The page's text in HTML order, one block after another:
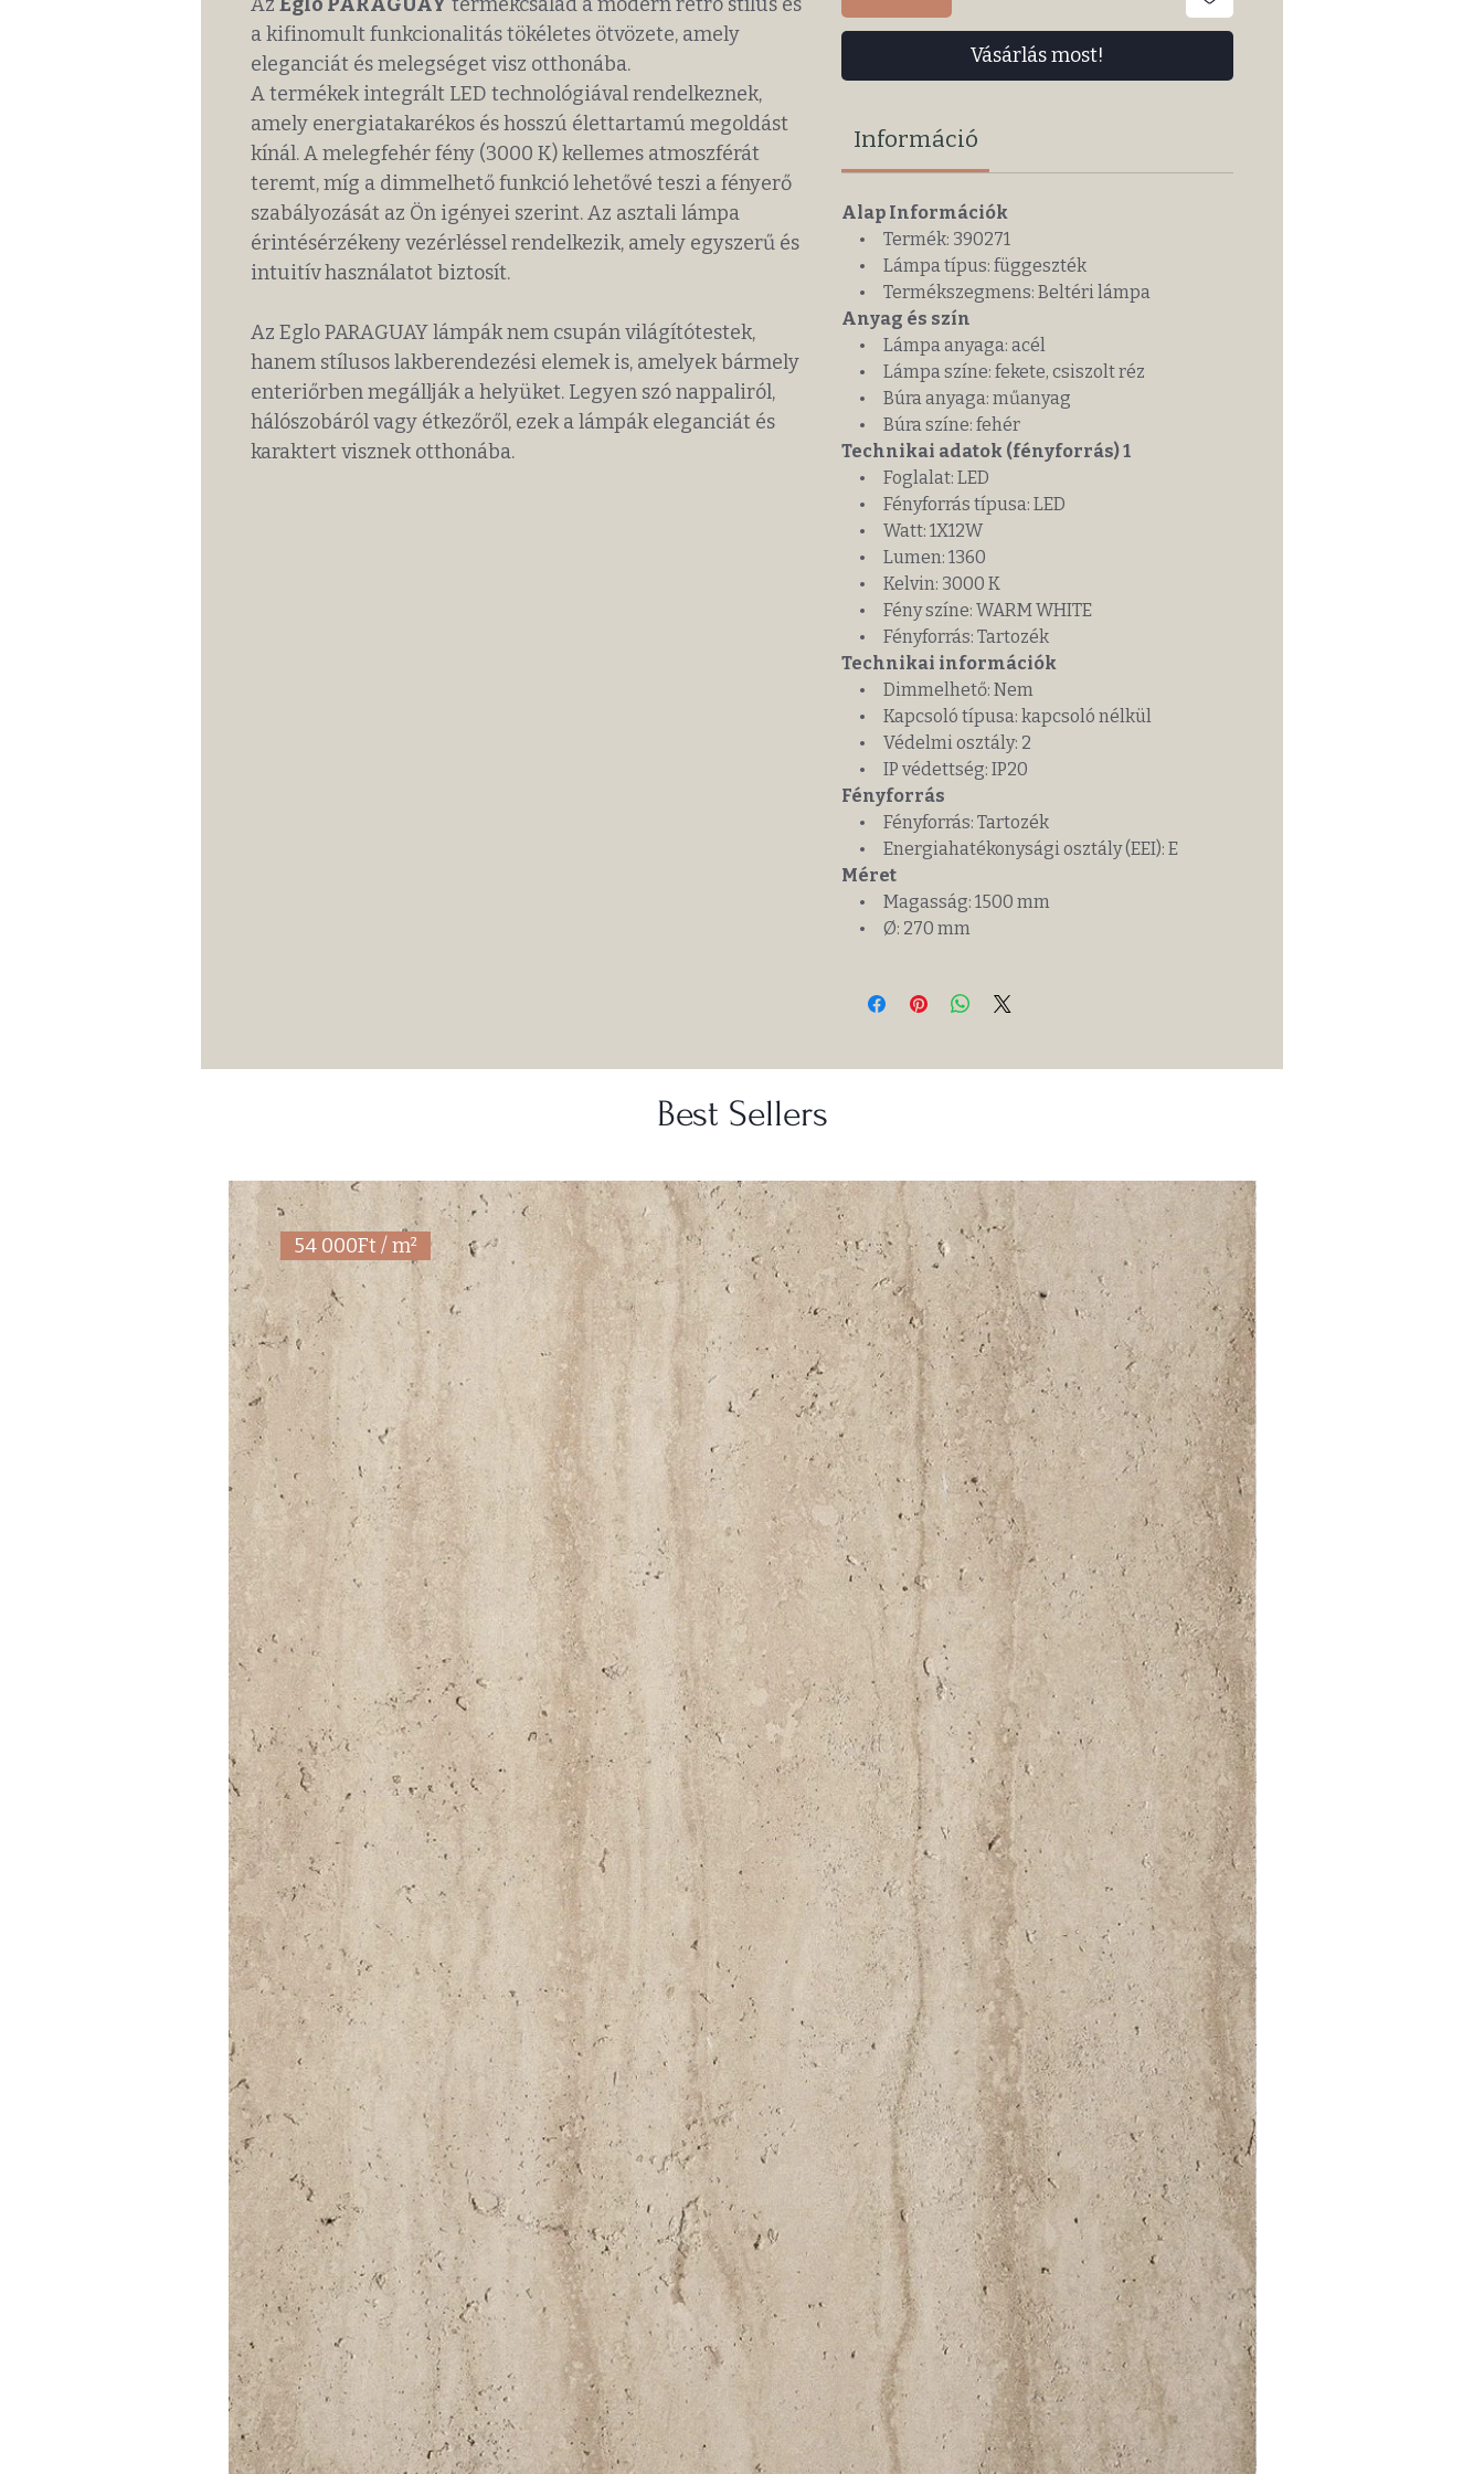
a kifinomult funkcionalitás tökéletes ötvözete, amely
eleganciát és melegséget visz otthonába.
A termékek integrált LED technológiával rendelkeznek,
amely energiatakarékos és hosszú élettartamú megoldást
kínál. A melegfehér fény (3000 K) kellemes atmoszférát
teremt, míg a dimmelhető funkció lehetővé teszi a fényerő
szabályozását az Ön igényei szerint. Az asztali lámpa
érintésérzékeny vezérléssel rendelkezik, amely egyszerű és
intuitív használatot biztosít.
Az Eglo PARAGUAY lámpák nem csupán világítótestek,
hanem stílusos lakberendezési elemek is, amelyek bármely
enteriőrben megállják a helyüket. Legyen szó nappaliról,
hálószobáról vagy étkezőről, ezek a lámpák eleganciát és
karaktert visznek otthonába.
Vásárlás most!
Információ
Alap Információk
• Termék: 390271
• Lámpa típus: függeszték
• Termékszegmens: Beltéri lámpa
Anyag és szín
• Lámpa anyaga: acél
• Lámpa színe: fekete, csiszolt réz
• Búra anyaga: műanyag
• Búra színe: fehér
Technikai adatok (fényforrás) 1
• Foglalat: LED
• Fényforrás típusa: LED
• Watt: 1X12W
• Lumen: 1360
• Kelvin: 3000 K
• Fény színe: WARM WHITE
• Fényforrás: Tartozék
Technikai információk
• Dimmelhető: Nem
• Kapcsoló típusa: kapcsoló nélkül
• Védelmi osztály: 2
• IP védettség: IP20
Fényforrás
• Fényforrás: Tartozék
• Energiahatékonysági osztály (EEI): E
Méret
• Magasság: 1500 mm
• Ø: 270 mm
Best Sellers
54 000Ft / m²